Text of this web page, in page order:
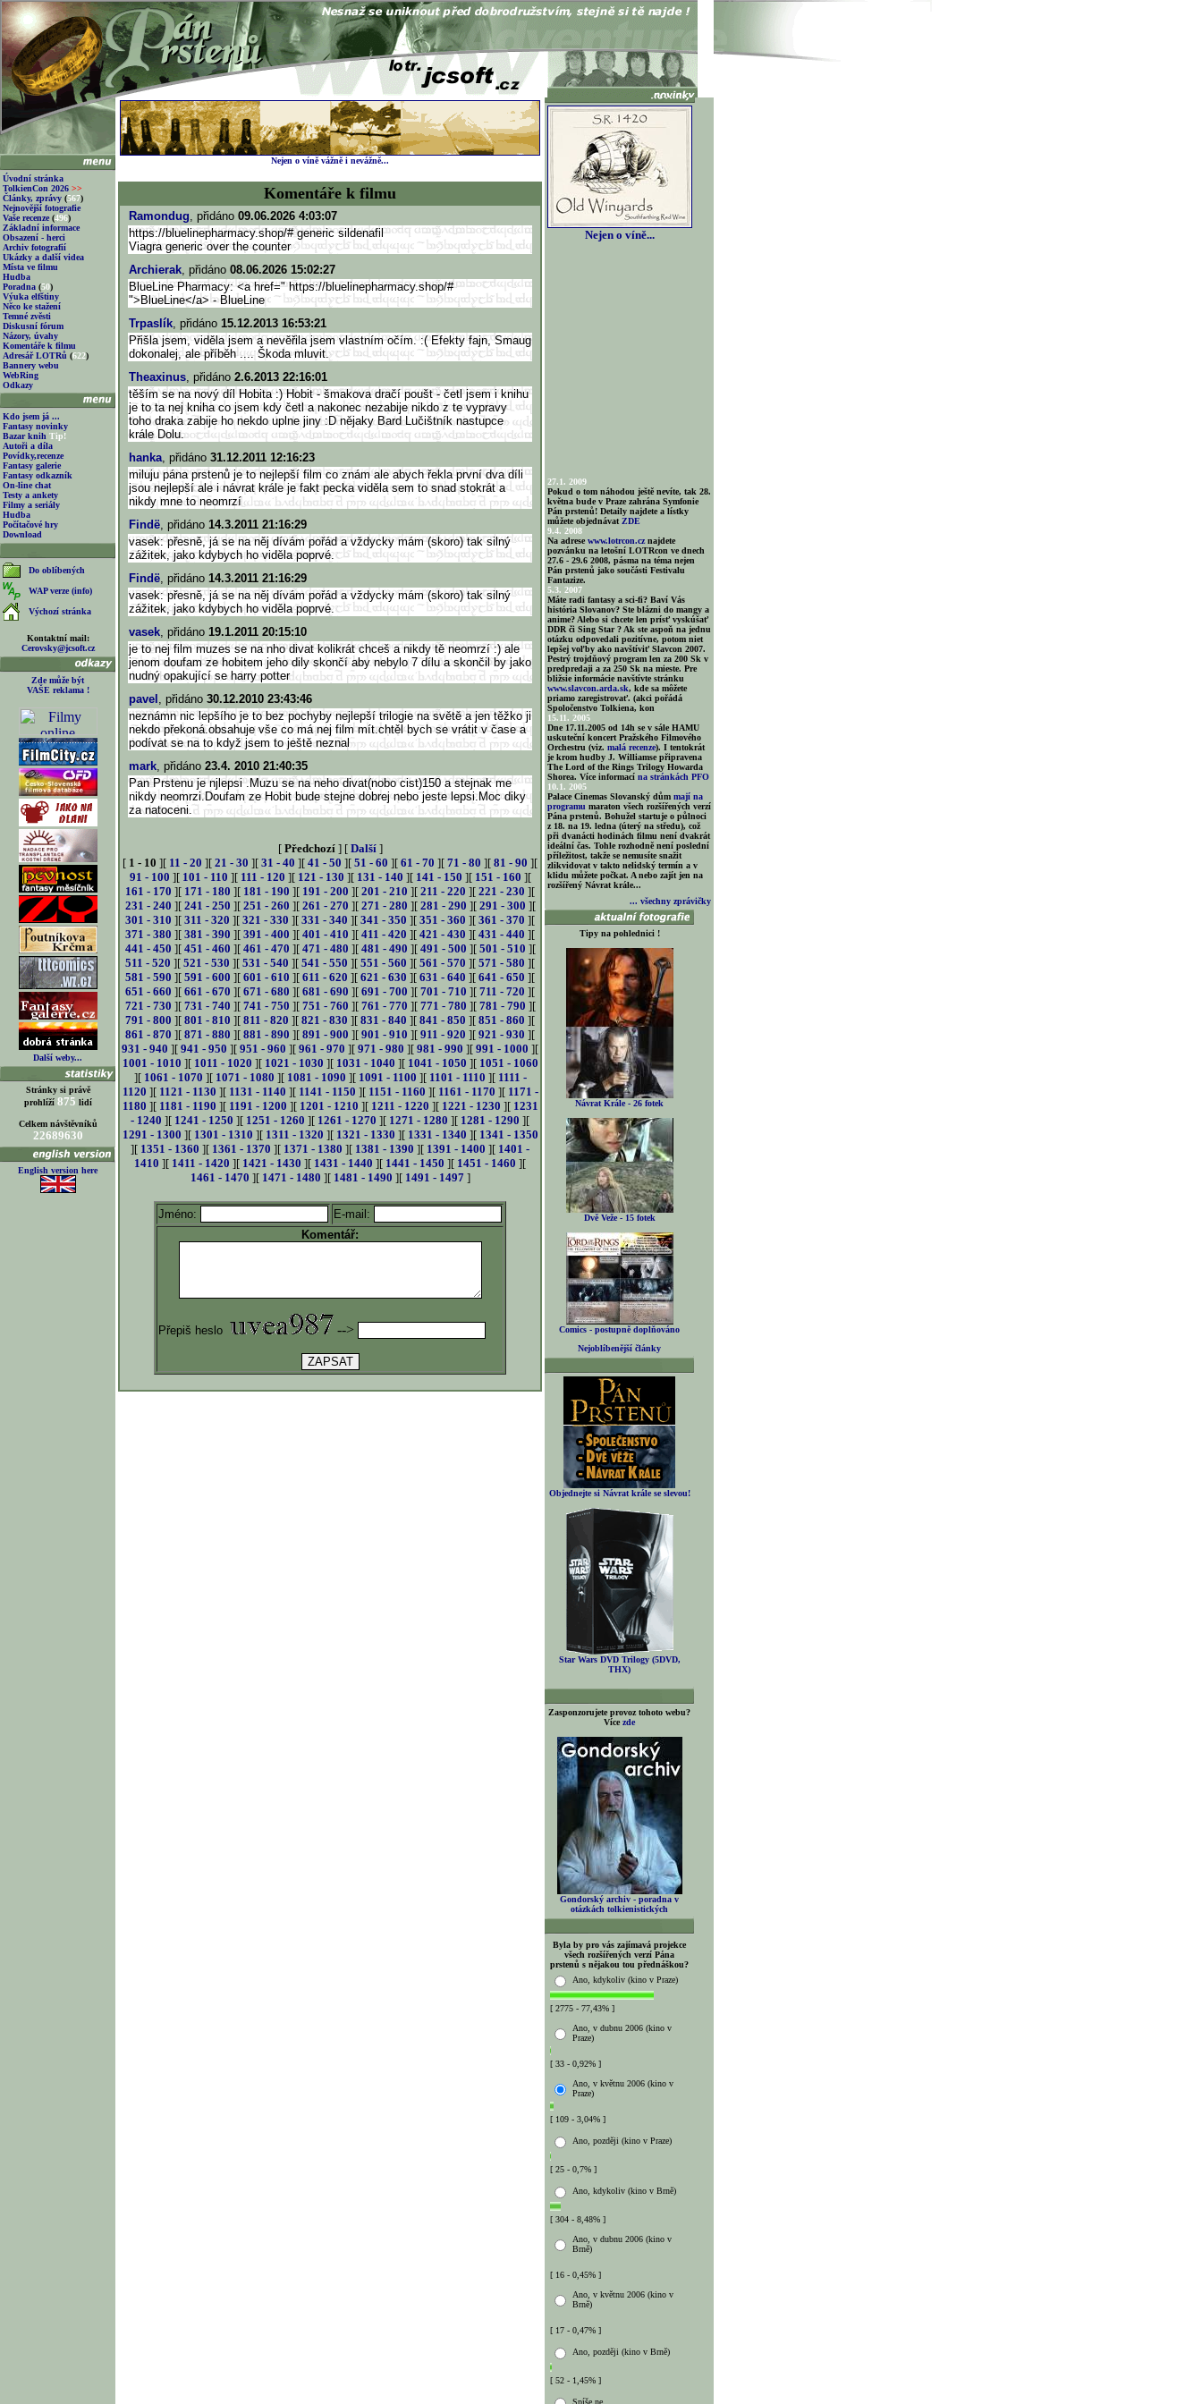
Úvodní stránka
TolkienCon 2026 >>
Články, zprávy (567)
Nejnovější fotografie
Vaše recenze (496)
Základní informace
Obsazení - herci
Archiv fotografií
Ukázky a další videa
Místa ve filmu
Hudba
Poradna (50)
Výuka elfštiny
Něco ke stažení
Temné zvěsti
Diskusní fórum
Názory, úvahy
Komentáře k filmu
Adresář LOTRů (622)
Bannery webu
WebRing
Odkazy
Kdo jsem já ...
Fantasy novinky
Bazar knih Tip!
Autoři a díla
Povídky,recenze
Fantasy galerie
Fantasy odkazník
On-line chat
Testy a ankety
Filmy a seriály
Hudba
Počítačové hry
Download
Do oblíbených
WAP verze (info)
Výchozí stránka
Kontaktní mail:
Cerovsky@jcsoft.cz
Zde může být
VAŠE reklama !
Další weby...
Stránky si právě
prohlíží875 lidí
Celkem návštěvníků
22689630
English version here
Nejen o víně vážně i nevážně...
Komentáře k filmu
Ramondug, přidáno 09.06.2026 4:03:07
https://bluelinepharmacy.shop/# generic sildenafil
Viagra generic over the counter
Archierak, přidáno 08.06.2026 15:02:27
BlueLine Pharmacy: <a href=" https://bluelinepharmacy.shop/#
">BlueLine</a> - BlueLine
Trpaslík, přidáno 15.12.2013 16:53:21
Přišla jsem, viděla jsem a nevěřila jsem vlastním očím. :( Efekty fajn, Smaug
dokonalej, ale příběh .... Škoda mluvit.
Theaxinus, přidáno 2.6.2013 22:16:01
těším se na nový díl Hobita :) Hobit - šmakova dračí poušt - četl jsem i knihu
je to ta nej kniha co jsem kdy četl a nakonec nezabije nikdo z te vypravy
toho draka zabije ho nekdo uplne jiny :D nějaky Bard Lučištník nastupce
krále Dolu.
hanka, přidáno 31.12.2011 12:16:23
miluju pána prstenů je to nejlepší film co znám ale abych řekla první dva díli
jsou nejlepší ale i návrat krále je fakt pecka viděla sem to snad stokrát a
nikdy mne to neomrzí
Findë, přidáno 14.3.2011 21:16:29
vasek: přesně, já se na něj dívám pořád a vždycky mám (skoro) tak silný
zážitek, jako kdybych ho viděla poprvé.
Findë, přidáno 14.3.2011 21:16:29
vasek: přesně, já se na něj dívám pořád a vždycky mám (skoro) tak silný
zážitek, jako kdybych ho viděla poprvé.
vasek, přidáno 19.1.2011 20:15:10
je to nej film muzes se na nho divat kolikrát chceš a nikdy tě neomrzí :) ale
jenom doufam ze hobitem jeho dily skončí aby nebylo 7 dílu a skončil by jako
nudný opakující se harry potter
pavel , přidáno 30.12.2010 23:43:46
neznámn nic lepšího je to bez pochyby nejlepší trilogie na světě a jen těžko ji
nekdo překoná.obsahuje vše co má nej film mít.chtěl bych se vrátit v čase a
podívat se na to když jsem to ještě neznal
mark, přidáno 23.4. 2010 21:40:35
Pan Prstenu je njlepsi .Muzu se na neho divat(nobo cist)150 a stejnak me
nikdy neomrzi.Doufam ze Hobit bude stejne dobrej nebo jeste lepsi.Moc diky
za natoceni.
[ Předchozí] [ Další]
[ 1 - 10 ][ 11 - 20 ][ 21 - 30 ][ 31 - 40 ][ 41 - 50 ][ 51 - 60 ][ 61 - 70 ][ 71 - 80 ][ 81 - 90 ][
91 - 100 ][ 101 - 110 ][ 111 - 120 ][ 121 - 130 ][ 131 - 140 ][ 141 - 150 ][ 151 - 160 ][
161 - 170 ][ 171 - 180 ][ 181 - 190 ][ 191 - 200 ][ 201 - 210 ][ 211 - 220 ][ 221 - 230 ][
231 - 240 ][ 241 - 250 ][ 251 - 260 ][ 261 - 270 ][ 271 - 280 ][ 281 - 290 ][ 291 - 300 ][
301 - 310 ][ 311 - 320 ][ 321 - 330 ][ 331 - 340 ][ 341 - 350 ][ 351 - 360 ][ 361 - 370 ][
371 - 380 ][ 381 - 390 ][ 391 - 400 ][ 401 - 410 ][ 411 - 420 ][ 421 - 430 ][ 431 - 440 ][
441 - 450 ][ 451 - 460 ][ 461 - 470 ][ 471 - 480 ][ 481 - 490 ][ 491 - 500 ][ 501 - 510 ][
511 - 520 ][ 521 - 530 ][ 531 - 540 ][ 541 - 550 ][ 551 - 560 ][ 561 - 570 ][ 571 - 580 ][
581 - 590 ][ 591 - 600 ][ 601 - 610 ][ 611 - 620 ][ 621 - 630 ][ 631 - 640 ][ 641 - 650 ][
651 - 660 ][ 661 - 670 ][ 671 - 680 ][ 681 - 690 ][ 691 - 700 ][ 701 - 710 ][ 711 - 720 ][
721 - 730 ][ 731 - 740 ][ 741 - 750 ][ 751 - 760 ][ 761 - 770 ][ 771 - 780 ][ 781 - 790 ][
791 - 800 ][ 801 - 810 ][ 811 - 820 ][ 821 - 830 ][ 831 - 840 ][ 841 - 850 ][ 851 - 860 ][
861 - 870 ][ 871 - 880 ][ 881 - 890 ][ 891 - 900 ][ 901 - 910 ][ 911 - 920 ][ 921 - 930 ][
931 - 940 ][ 941 - 950 ][ 951 - 960 ][ 961 - 970 ][ 971 - 980 ][ 981 - 990 ][ 991 - 1000 ][
1001 - 1010 ][ 1011 - 1020 ][ 1021 - 1030 ][ 1031 - 1040 ][ 1041 - 1050 ][ 1051 - 1060
][ 1061 - 1070 ][ 1071 - 1080 ][ 1081 - 1090 ][ 1091 - 1100 ][ 1101 - 1110 ][ 1111 -
1120 ][ 1121 - 1130 ][ 1131 - 1140 ][ 1141 - 1150 ][ 1151 - 1160 ][ 1161 - 1170 ][ 1171 -
1180 ][ 1181 - 1190 ][ 1191 - 1200 ][ 1201 - 1210 ][ 1211 - 1220 ][ 1221 - 1230 ][ 1231
- 1240 ][ 1241 - 1250 ][ 1251 - 1260 ][ 1261 - 1270 ][ 1271 - 1280 ][ 1281 - 1290 ][
1291 - 1300 ][ 1301 - 1310 ][ 1311 - 1320 ][ 1321 - 1330 ][ 1331 - 1340 ][ 1341 - 1350
][ 1351 - 1360 ][ 1361 - 1370 ][ 1371 - 1380 ][ 1381 - 1390 ][ 1391 - 1400 ][ 1401 -
1410 ][ 1411 - 1420 ][ 1421 - 1430 ][ 1431 - 1440 ][ 1441 - 1450 ][ 1451 - 1460 ][
1461 - 1470 ][ 1471 - 1480 ][ 1481 - 1490 ][ 1491 - 1497]
Jméno:
E-mail:
Komentář:
Přepiš heslo -->
Nejen o víně...
27.1. 2009
Pokud o tom náhodou ještě nevíte, tak 28.
května bude v Praze zahrána Symfonie
Pán prstenů! Detaily najdete a lístky
můžete objednávat ZDE
9.4. 2008
Na adrese www.lotrcon.cznajdete
pozvánku na letošní LOTRcon ve dnech
27.6 - 29.6 2008, pásma na téma nejen
Pán prstenů jako součásti Festivalu
Fantazize.
5.3. 2007
Máte radi fantasy a sci-fi? Baví Vás
história Slovanov? Ste blázni do mangy a
anime? Alebo si chcete len prísť vyskúšať
DDR či Sing Star ? Ak ste aspoň na jednu
otázku odpovedali pozitívne, potom niet
lepšej voľby ako navštíviť Slavcon 2007.
Pestrý trojdňový program len za 200 Sk v
predpredaji a za 250 Sk na mieste. Pre
bližsie informácie navštívte stránku
www.slavcon.arda.sk, kde sa môžete
priamo zaregistrovať. (akci pořádá
Spoločenstvo Tolkiena, kon
15.11. 2005
Dne 17.11.2005 od 14h se v sále HAMU
uskuteční koncert Pražského Filmového
Orchestru (viz. malá recenze). I tentokrát
je krom hudby J. Williamse připravena
The Lord of the Rings Trilogy Howarda
Shorea. Více informací na stránkách PFO
10.1. 2005
Palace Cinemas Slovanský dům mají na
programu maraton všech rozšířených verzí
Pána prstenů. Bohužel startuje o půlnoci
z 18. na 19. ledna (úterý na středu), což
při dvanácti hodinách filmu není dvakrát
ideální čas. Tohle rozhodně není poslední
příležitost, takže se nemusíte snažit
zlikvidovat v takto nelidský termín a v
klidu můžete počkat. A nebo zajít jen na
rozšířený Návrat krále...
... všechny zprávičky
Tipy na pohlednici !
Návrat Krále - 26 fotek
Dvě Veže - 15 fotek
Comics - postupně doplňováno
Nejoblíbenější články
Objednejte si Návrat krále se slevou!
Star Wars DVD Trilogy (5DVD,
THX)
Zasponzorujete provoz tohoto webu?
Více zde
Gondorský archiv - poradna v
otázkách tolkienistických
Byla by pro vás zajímavá projekce
všech rozšířených verzí Pána
prstenů s nějakou tou přednáškou?
Ano, kdykoliv (kino v Praze)
[ 2775 - 77,43% ]
Ano, v dubnu 2006 (kino v
Praze)
[ 33 - 0,92% ]
Ano, v květnu 2006 (kino v
Praze)
[ 109 - 3,04% ]
Ano, později (kino v Praze)
[ 25 - 0,7% ]
Ano, kdykoliv (kino v Brně)
[ 304 - 8,48% ]
Ano, v dubnu 2006 (kino v
Brně)
[ 16 - 0,45% ]
Ano, v květnu 2006 (kino v
Brně)
[ 17 - 0,47% ]
Ano, později (kino v Brně)
[ 52 - 1,45% ]
Spíše ne